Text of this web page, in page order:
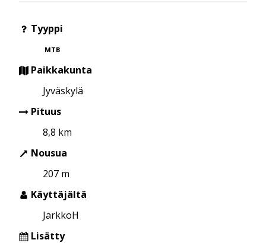
Tyyppi
MTB
Paikkakunta
Jyväskylä
Pituus
8,8 km
Nousua
207 m
Käyttäjältä
JarkkoH
Lisätty